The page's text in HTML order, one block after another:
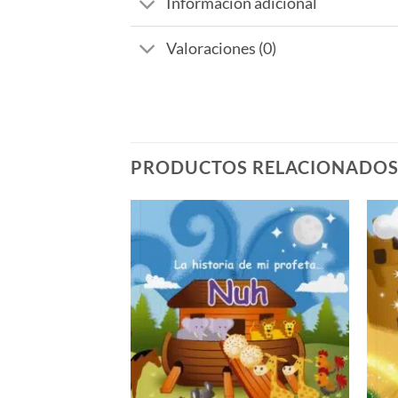
Valoraciones (0)
PRODUCTOS RELACIONADOS